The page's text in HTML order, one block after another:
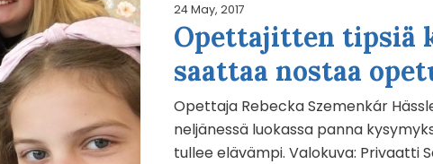
24 May, 2017
Opettajitten tipsiä
saattaa nostaa
Opettaja Rebecka Szemenkár
neljänessä luokassa panna
tullee elävämpi. Valokuva: Privaatti